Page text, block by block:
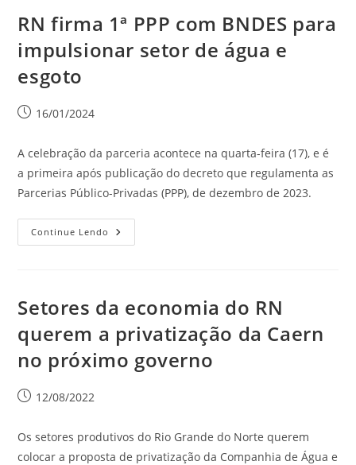
RN firma 1ª PPP com BNDES para
impulsionar setor de água e
esgoto
16/01/2024
A celebração da parceria acontece na quarta-feira (17), e é
a primeira após publicação do decreto que regulamenta as
Parcerias Público-Privadas (PPP), de dezembro de 2023.
Continue Lendo
Setores da economia do RN
querem a privatização da Caern
no próximo governo
12/08/2022
Os setores produtivos do Rio Grande do Norte querem
colocar a proposta de privatização da Companhia de Água e